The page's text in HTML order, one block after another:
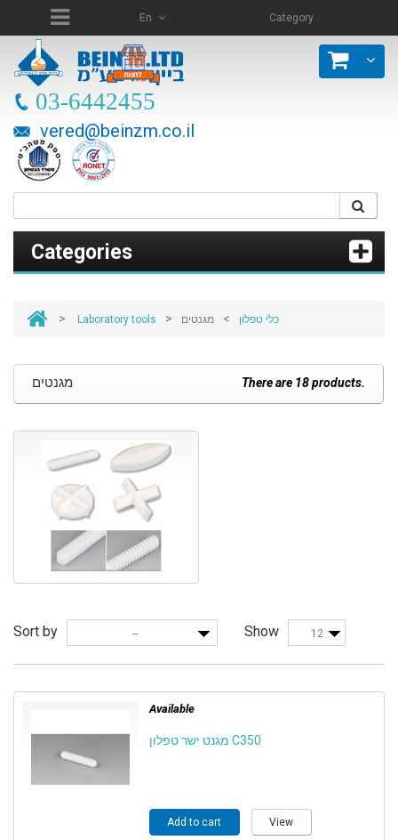
En Category
03-6442455
vered@beinzm.co.il
Categories
> Laboratory tools > כלי טפלון > מגנטים
מגנטים There are 18 products.
Sort by -- Show 12
Available
מגנט ישר טפלון C350
Add to cart View